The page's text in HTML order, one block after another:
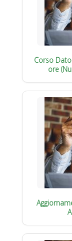
Corso
ore